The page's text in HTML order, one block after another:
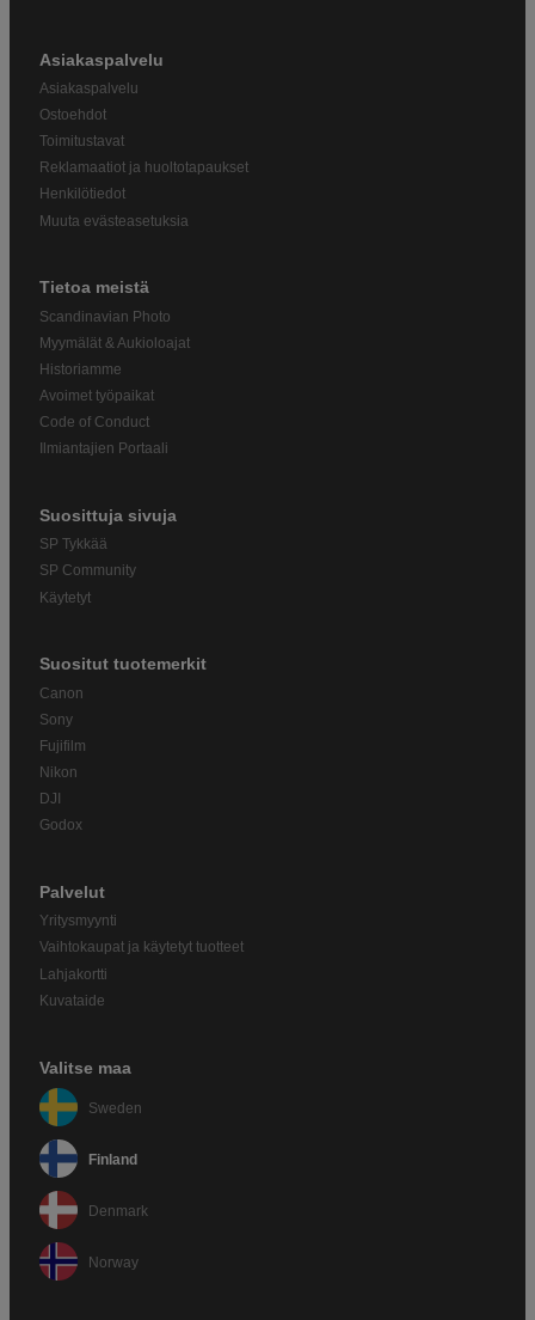
Asiakaspalvelu
Asiakaspalvelu
Ostoehdot
Toimitustavat
Reklamaatiot ja huoltotapaukset
Henkilötiedot
Muuta evästeasetuksia
Tietoa meistä
Scandinavian Photo
Myymälät & Aukioloajat
Historiamme
Avoimet työpaikat
Code of Conduct
Ilmiantajien Portaali
Suosittuja sivuja
SP Tykkää
SP Community
Käytetyt
Suositut tuotemerkit
Canon
Sony
Fujifilm
Nikon
DJI
Godox
Palvelut
Yritysmyynti
Vaihtokaupat ja käytetyt tuotteet
Lahjakortti
Kuvataide
Valitse maa
Sweden
Finland
Denmark
Norway